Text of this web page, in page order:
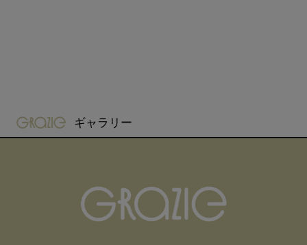
gravure-grazie
ギャラリー